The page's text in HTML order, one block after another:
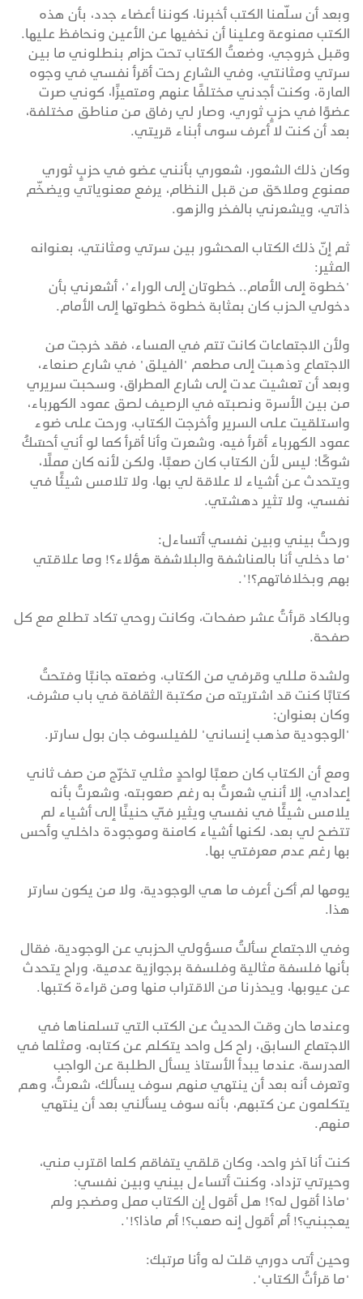
وبعد أن سلّمنا الكتب أخبرنا، كوننا أعضاء جدد، بأن هذه
الكتب ممنوعة وعلينا أن نخفيها عن الأعين ونحافظ عليها.
وقبل خروجي، وضعتُ الكتاب تحت حزام بنطلوني ما بين
سرتي ومثانتي، وفي الشارع رحت أقرأ نفسي في وجوه
المارة، وكنت أجدني مختلفًا عنهم ومتميزًا، كوني صرت
عضوًا في حزبٍ ثوري، وصار لي رفاق من مناطق مختلفة،
بعد أن كنت لا أعرف سوى أبناء قريتي.
وكان ذلك الشعور، شعوري بأنني عضو في حزبٍ ثوري
ممنوع وملاحَق من قبل النظام، يرفع معنوياتي ويضخّم
ذاتي، ويشعرني بالفخر والزهو.
ثم إنّ ذلك الكتاب المحشور بين سرتي ومثانتي، بعنوانه
المثير:
"خطوة إلى الأمام.. خطوتان إلى الوراء"، أشعرني بأن
دخولي الحزب كان بمثابة خطوة خطوتها إلى الأمام.
ولأن الاجتماعات كانت تتم في المساء، فقد خرجت من
الاجتماع وذهبت إلى مطعم "الفيلق" في شارع صنعاء،
وبعد أن تعشيت عدت إلى شارع المطراق، وسحبت سريري
من بين الأسرة ونصبته في الرصيف لصق عمود الكهرباء،
واستلقيت على السرير وأخرجت الكتاب، ورحت على ضوء
عمود الكهرباء أقرأ فيه، وشعرت وأنا أقرأ كما لو أني أحسَكُ
شوكًا؛ ليس لأن الكتاب كان صعبًا، ولكن لأنه كان مملًا،
ويتحدث عن أشياء لا علاقة لي بها، ولا تلامس شيئًا في
نفسي، ولا تثير دهشتي.
ورحتُ بيني وبين نفسي أتساءل:
"ما دخلي أنا بالمناشفة والبلاشفة هؤلاء؟! وما علاقتي
بهم وبخلافاتهم؟!".
وبالكاد قرأتُ عشر صفحات، وكانت روحي تكاد تطلع مع كل
صفحة.
ولشدة مللي وقرفي من الكتاب، وضعته جانبًا وفتحتُ
كتابًا كنت قد اشتريته من مكتبة الثقافة في باب مشرف،
وكان بعنوان:
"الوجودية مذهب إنساني" للفيلسوف جان بول سارتر.
ومع أن الكتاب كان صعبًا لواحدٍ مثلي تخرّج من صف ثاني
إعدادي، إلا أنني شعرتُ به رغم صعوبته، وشعرتُ بأنه
يلامس شيئًا في نفسي ويثير فيّ حنينًا إلى أشياء لم
تتضح لي بعد، لكنها أشياء كامنة وموجودة داخلي وأحس
بها رغم عدم معرفتي بها.
يومها لم أكن أعرف ما هي الوجودية، ولا من يكون سارتر
هذا.
وفي الاجتماع سألتُ مسؤولي الحزبي عن الوجودية، فقال
بأنها فلسفة مثالية وفلسفة برجوازية عدمية، وراح يتحدث
عن عيوبها، ويحذرنا من الاقتراب منها ومن قراءة كتبها.
وعندما حان وقت الحديث عن الكتب التي تسلمناها في
الاجتماع السابق، راح كل واحد يتكلم عن كتابه، ومثلما في
المدرسة، عندما يبدأ الأستاذ يسأل الطلبة عن الواجب
وتعرف أنه بعد أن ينتهي منهم سوف يسألك، شعرتُ، وهم
يتكلمون عن كتبهم، بأنه سوف يسألني بعد أن ينتهي
منهم.
كنت أنا آخر واحد، وكان قلقي يتفاقم كلما اقترب مني،
وحيرتي تزداد، وكنت أتساءل بيني وبين نفسي:
"ماذا أقول له؟! هل أقول إن الكتاب ممل ومضجر ولم
يعجبني؟! أم أقول إنه صعب؟! أم ماذا؟!".
وحين أتى دوري قلت له وأنا مرتبك:
"ما قرأتُ الكتاب".